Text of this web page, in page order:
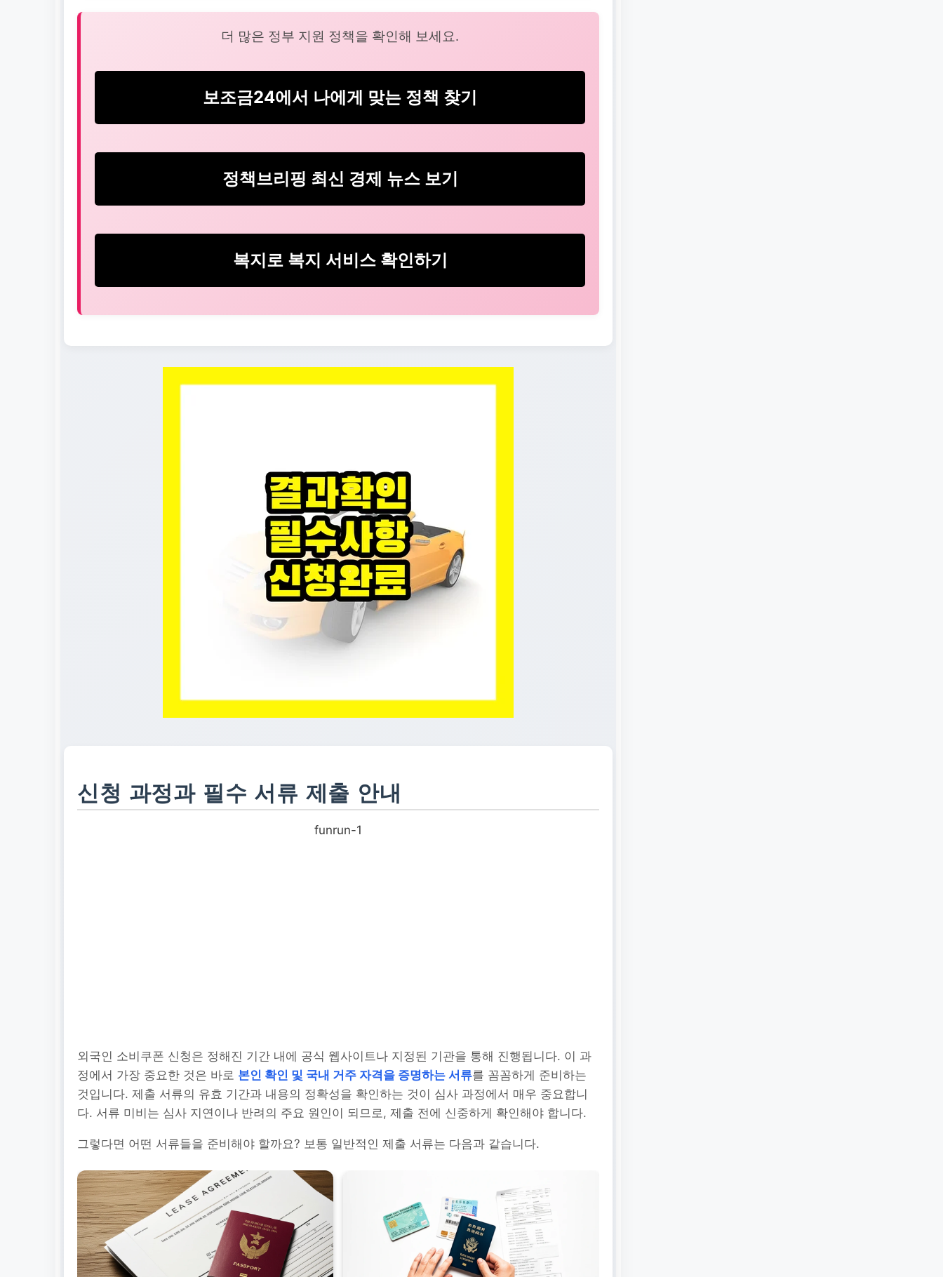
더 많은 정부 지원 정책을 확인해 보세요.
보조금24에서 나에게 맞는 정책 찾기
정책브리핑 최신 경제 뉴스 보기
복지로 복지 서비스 확인하기
신청 과정과 필수 서류 제출 안내
funrun-1
외국인 소비쿠폰 신청은 정해진 기간 내에 공식 웹사이트나 지정된 기관을 통해 진행됩니다. 이 과
정에서 가장 중요한 것은 바로 본인 확인 및 국내 거주 자격을 증명하는 서류를 꼼꼼하게 준비하는
것입니다. 제출 서류의 유효 기간과 내용의 정확성을 확인하는 것이 심사 과정에서 매우 중요합니
다. 서류 미비는 심사 지연이나 반려의 주요 원인이 되므로, 제출 전에 신중하게 확인해야 합니다.
그렇다면 어떤 서류들을 준비해야 할까요? 보통 일반적인 제출 서류는 다음과 같습니다.